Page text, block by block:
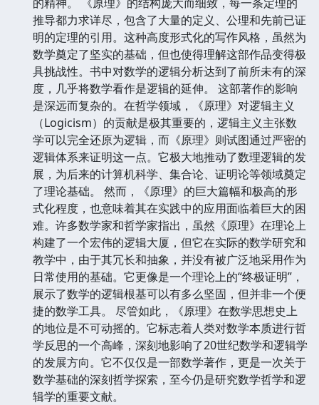
推导都力求详尽，包含了大量的定义、公理和先前已证
明的定理的引用。这种高度形式化的写作风格，虽然为
数学奠定了坚实的基础，但也使得理解这部作品变得极
具挑战性。书中对数学的逻辑分析达到了前所未有的深
度，几乎将数学看作是逻辑的延伸。 这部著作的影响
是深远而复杂的。在哲学领域，《原理》对逻辑主义
（Logicism）的贡献是极其重要的，逻辑主义主张数
学可以完全还原为逻辑，而《原理》则试图通过严密的
逻辑体系来证明这一点。它极大地推动了数理逻辑的发
展，为后来的计算机科学、集合论、证明论等领域奠定
了理论基础。 然而，《原理》的巨大篇幅和极高的形
式化程度，也意味着其在实践中的应用面临着巨大的困
难。许多数学家和哲学家指出，虽然《原理》在理论上
构建了一个宏伟的逻辑大厦，但它在实际的数学研究和
教学中，由于其冗长和抽象，并没有被广泛地采用作为
日常使用的基础。它更像是一个理论上的“终极证明”，
展示了数学的逻辑根基可以有多么坚固，但并非一个便
捷的数学工具。 尽管如此，《原理》在数学思想史上
的地位是不可动摇的。它标志着人类对数学本质进行哲
学反思的一个高峰，深刻地影响了20世纪数学和逻辑学
的发展方向。它不仅仅是一部数学著作，更是一次关于
数学基础的深刻哲学探索，至今仍是研究数学哲学和逻
辑学的重要文献。